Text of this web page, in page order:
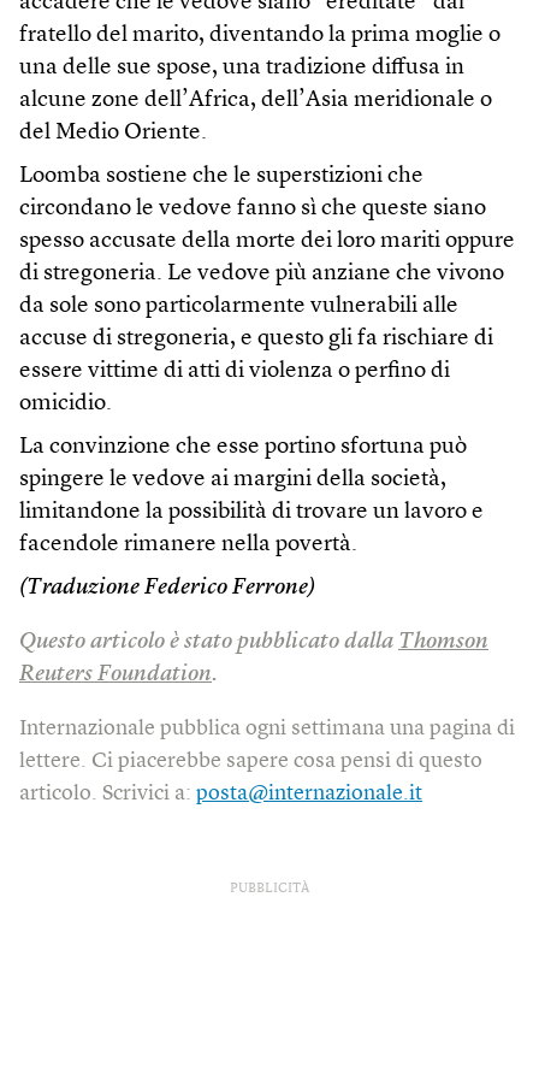
fratello del marito, diventando la prima moglie o
una delle sue spose, una tradizione diffusa in
alcune zone dell’Africa, dell’Asia meridionale o
del Medio Oriente.
Loomba sostiene che le superstizioni che
circondano le vedove fanno sì che queste siano
spesso accusate della morte dei loro mariti oppure
di stregoneria. Le vedove più anziane che vivono
da sole sono particolarmente vulnerabili alle
accuse di stregoneria, e questo gli fa rischiare di
essere vittime di atti di violenza o perfino di
omicidio.
La convinzione che esse portino sfortuna può
spingere le vedove ai margini della società,
limitandone la possibilità di trovare un lavoro e
facendole rimanere nella povertà.
(Traduzione Federico Ferrone)
Questo articolo è stato pubblicato dalla Thomson
Reuters Foundation.
Internazionale pubblica ogni settimana una pagina di
lettere. Ci piacerebbe sapere cosa pensi di questo
articolo. Scrivici a: posta@internazionale.it
PUBBLICITÀ